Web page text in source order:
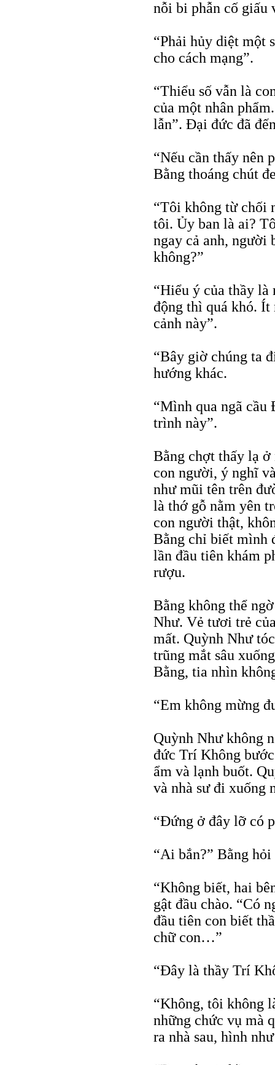
nỗi bi phẫn cố giấu
“Phải hủy diệt một
cho cách mạng”.
“Thiểu số vẫn là
của một nhân
lẫn”. Đại đức đã
“Nếu cần thấy nên
Bằng thoáng chút
“Tôi không từ chối
tôi. Ủy ban là ai?
ngay cả anh, người
không?”
“Hiểu ý của thầy là
động thì quá khó. Ít
cảnh này”.
“Bây giờ chúng ta
hướng khác.
“Mình qua ngã cầu
trình này”.
Bằng chợt thấy lạ
con người, ý nghĩ
như mũi tên trên
là thớ gỗ nằm yên
con người thật,
Bằng chỉ biết mình
lần đầu tiên khám
rượu.
Bằng không thể
Như. Vẻ tươi trẻ
mất. Quỳnh Như
trũng mắt sâu
Bằng, tia nhìn
“Em không mừng
Quỳnh Như không
đức Trí Không bước
ẩm và lạnh buốt.
và nhà sư đi xuống
“Đứng ở đây lỡ có
“Ai bắn?” Bằng
“Không biết, hai
gật đầu chào. “Có
đầu tiên con biết
chữ con…”
“Đây là thầy Trí
“Không, tôi không
những chức vụ mà
ra nhà sau, hình